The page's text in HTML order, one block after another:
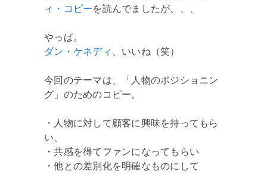
ィ・コピーを読んでましたが、、、
やっぱ。
ダン・ケネディ
、いいね（笑）
今回のテーマは、「人物のポジショニン
グ」のためのコピー。
・人物に対して顧客に興味を持ってもら
い、
・共感を得てファンになってもらい
・他との差別化を明確なものにして